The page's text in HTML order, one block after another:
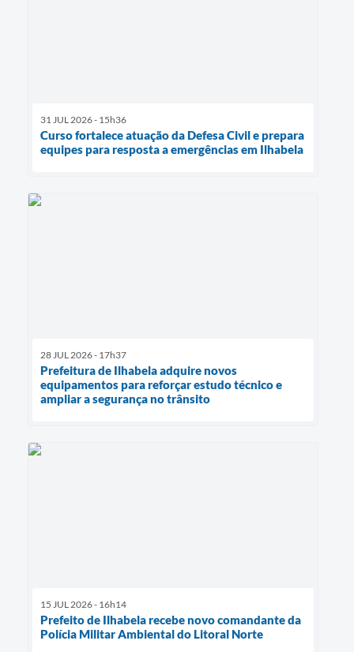
31 JUL 2026 - 15h36
Curso fortalece atuação da Defesa Civil e prepara
equipes para resposta a emergências em Ilhabela
28 JUL 2026 - 17h37
Prefeitura de Ilhabela adquire novos
equipamentos para reforçar estudo técnico e
ampliar a segurança no trânsito
15 JUL 2026 - 16h14
Prefeito de Ilhabela recebe novo comandante da
Polícia Militar Ambiental do Litoral Norte